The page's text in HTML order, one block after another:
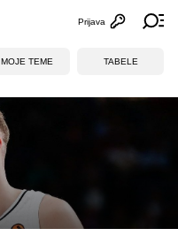
Otvori
Prijava
MOJE TEME TABELE